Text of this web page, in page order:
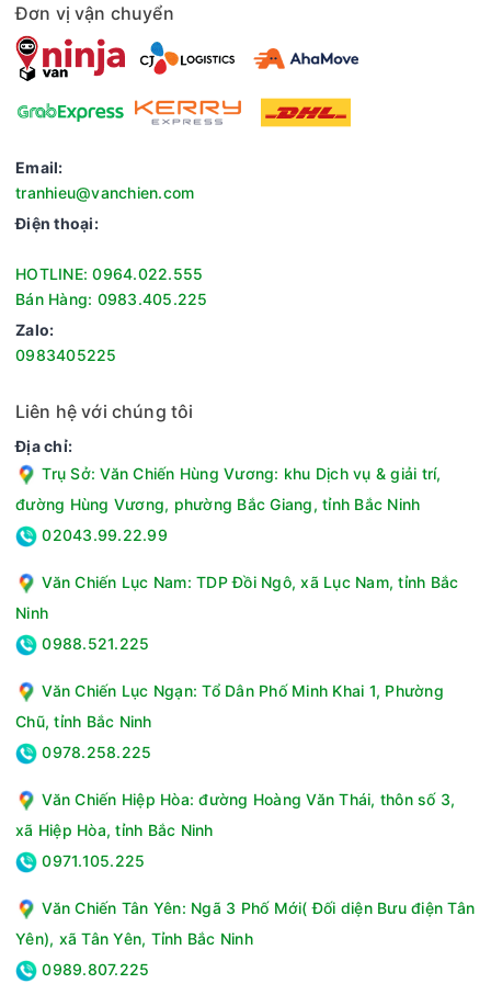
- Wrinkle Prevent giữ quần áo không bị nhàu sau khi sấy,
giảm thời gian ủi đồ.
- Hygiene Care hỗ trợ sấy khử khuẩn, loại bỏ vi khuẩn và mùi
hôi trên quần áo.
Tiện ích
phù hợp với chế độ giặt đã sử dụng.
- SmartThings hỗ trợ điều khiển từ xa, lên lịch hoạt động và
theo dõi điện năng tiêu thụ trực tiếp trên điện thoại.
vải một cách nhẹ nhàng.
- Bộ lọc xơ vải 2 trong 1 tăng khả năng giữ bụi và lông vải, dễ
dàng tháo lắp vệ sinh.
- Đèn chiếu sáng lồng sấy tiện lợi khi sử dụng vào buổi tối
- Khóa trẻ em và hẹn giờ sấy giúp gia tăng sự an toàn và chủ
động trong việc vận hành thiết bị.
Đơn vị vận chuyển
Email:
tranhieu@vanchien.com
Điện thoại:
HOTLINE: 0964.022.555
Bán Hàng: 0983.405.225
Zalo:
0983405225
Liên hệ với chúng tôi
Địa chỉ:
Trụ Sở: Văn Chiến Hùng Vương: khu Dịch vụ & giải trí,
đường Hùng Vương, phường Bắc Giang, tỉnh Bắc Ninh
02043.99.22.99
Văn Chiến Lục Nam: TDP Đồi Ngô, xã Lục Nam, tỉnh Bắc
Ninh
0988.521.225
Văn Chiến Lục Ngạn: Tổ Dân Phố Minh Khai 1, Phường
Chũ, tỉnh Bắc Ninh
0978.258.225
Văn Chiến Hiệp Hòa: đường Hoàng Văn Thái, thôn số 3,
xã Hiệp Hòa, tỉnh Bắc Ninh
0971.105.225
Văn Chiến Tân Yên: Ngã 3 Phố Mới( Đối diện Bưu điện Tân
Yên), xã Tân Yên, Tỉnh Bắc Ninh
0989.807.225